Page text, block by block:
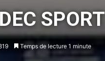
Temps de lecture 1 minute